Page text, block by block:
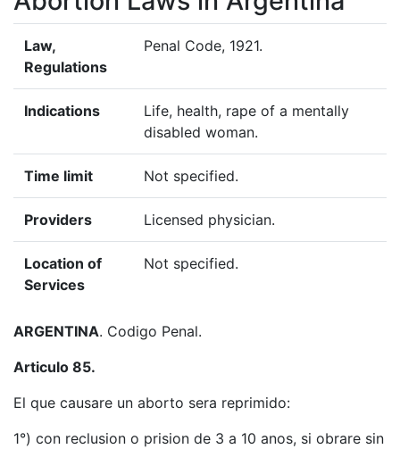
Law,
Regulations
Penal Code, 1921.
Indications
Life, health, rape of a mentally
disabled woman.
Time limit Not specified.
Providers Licensed physician.
Location of
Services
Not specified.
ARGENTINA. Codigo Penal.
Articulo 85.
El que causare un aborto sera reprimido:
1°) con reclusion o prision de 3 a 10 anos, si obrare sin